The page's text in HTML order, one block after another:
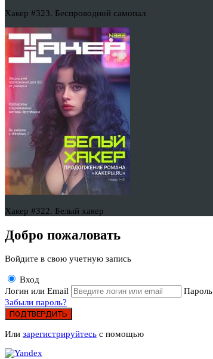
Хакер #323. Беспроводной самопал
Хакер #322. Белый хакер
Добро пожаловать
Войдите в свою учетную запись
Вход
Логин или Email
Пароль
Забыли пароль?
ПОДТВЕРДИТЬ
Или зарегистрируйтесь с помощью